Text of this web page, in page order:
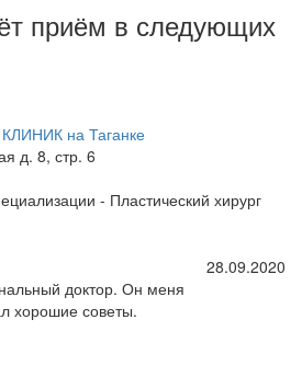
приём в следующих
на Таганке
д. 8, стр. 6
- Пластический хирург
28.09.2020
доктор. Он меня
хорошие советы.